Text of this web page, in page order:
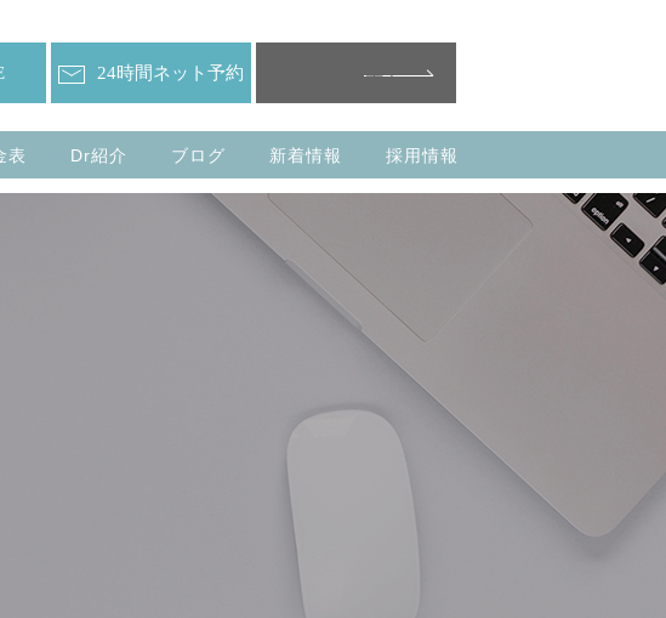
24時間ネット予約 医師募集中
表 Dr紹介 ブログ 新着情報 採用情報